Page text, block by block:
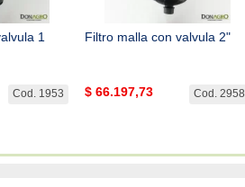
1
Cod. 1953
Filtro malla con valvula 2"
Cod. 2958
$ 66.197,73